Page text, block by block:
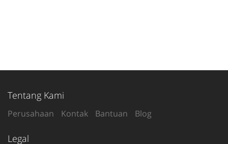
Tentang Kami
Perusahaan Kontak Bantuan Blog
Legal